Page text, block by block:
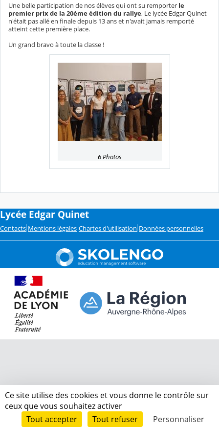
Une belle participation de nos élèves qui ont su remporter le
premier prix de la 20ème édition du rallye, Le lycée Edgar Quinet
n'était pas allé en finale depuis 13 ans et n'avait jamais remporté
atteint cette première place.
Un grand bravo à toute la classe !
6 Photos
Lycée Edgar Quinet
Contacts Mentions légales Chartes d'utilisation Données personnelles
Ce site utilise des cookies et vous donne le contrôle sur
ceux que vous souhaitez activer
Tout accepter
Tout refuser Personnaliser